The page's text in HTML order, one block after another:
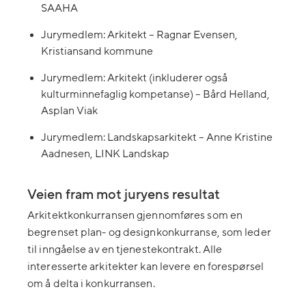
SAAHA
Jurymedlem: Arkitekt – Ragnar Evensen,
Kristiansand kommune
Jurymedlem: Arkitekt (inkluderer også
kulturminnefaglig kompetanse) – Bård Helland,
Asplan Viak
Jurymedlem: Landskapsarkitekt – Anne Kristine
Aadnesen, LINK Landskap
Veien fram mot juryens resultat
Arkitektkonkurransen gjennomføres som en
begrenset plan- og designkonkurranse, som leder
til inngåelse av en tjenestekontrakt. Alle
interesserte arkitekter kan levere en forespørsel
om å delta i konkurransen.